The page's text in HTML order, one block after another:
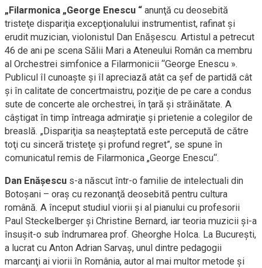
„Filarmonica „George Enescu “ anunţă cu deosebită
tristeţe dispariţia excepţionalului instrumentist, rafinat şi
erudit muzician, violonistul Dan Enăşescu. Artistul a petrecut
46 de ani pe scena Sălii Mari a Ateneului Român ca membru
al Orchestrei simfonice a Filarmonicii “George Enescu ».
Publicul îl cunoaşte şi îl apreciază atât ca şef de partidă cât
şi în calitate de concertmaistru, poziţie de pe care a condus
sute de concerte ale orchestrei, în ţară şi străinătate. A
câştigat în timp întreaga admiraţie şi prietenie a colegilor de
breaslă. „Dispariţia sa neaşteptată este percepută de către
toţi cu sinceră tristeţe şi profund regret”, se spune în
comunicatul remis de Filarmonica „George Enescu“.
Dan Enăşescu s-a născut într-o familie de intelectuali din
Botoşani – oraş cu rezonanţă deosebită pentru cultura
română. A început studiul viorii şi al pianului cu profesorii
Paul Steckelberger şi Christine Bernard, iar teoria muzicii şi-a
însuşit-o sub îndrumarea prof. Gheorghe Holca. La Bucureşti,
a lucrat cu Anton Adrian Sarvaş, unul dintre pedagogii
marcanţi ai viorii în România, autor al mai multor metode şi